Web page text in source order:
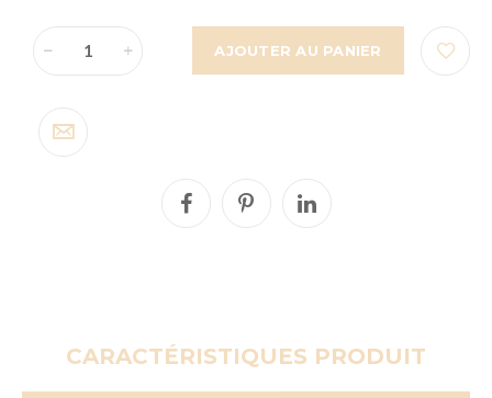
AJOUTER AU PANIER
CARACTÉRISTIQUES PRODUIT